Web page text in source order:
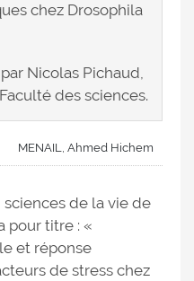
chez Drosophila
Nicolas Pichaud,
des sciences.
MENAIL, Ahmed Hichem
de la vie de
pour titre : «
et réponse
de stress chez